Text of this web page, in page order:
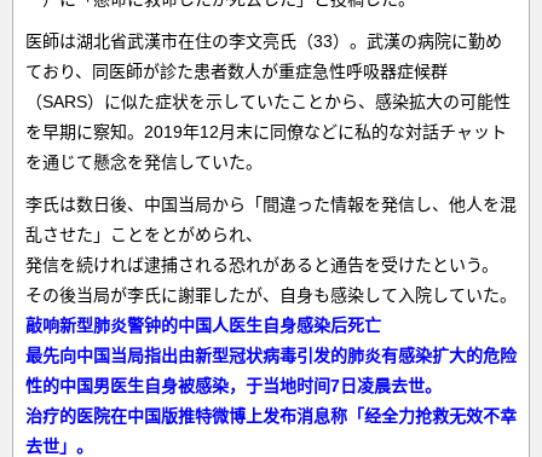
医師は湖北省武漢市在住の李文亮氏（33）。武漢の病院に勤め
ており、同医師が診た患者数人が重症急性呼吸器症候群
（SARS）に似た症状を示していたことから、感染拡大の可能性
を早期に察知。2019年12月末に同僚などに私的な対話チャット
を通じて懸念を発信していた。
李氏は数日後、中国当局から「間違った情報を発信し、他人を混
乱させた」ことをとがめられ、
発信を続ければ逮捕される恐れがあると通告を受けたという。
その後当局が李氏に謝罪したが、自身も感染して入院していた。
敲响新型肺炎警钟的中国人医生自身感染后死亡
最先向中国当局指出由新型冠状病毒引发的肺炎有感染扩大的危险
性的中国男医生自身被感染，于当地时间7日凌晨去世。
治疗的医院在中国版推特微博上发布消息称「经全力抢救无效不幸
去世」。